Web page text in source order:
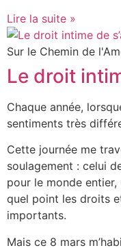
Lire la suite »
Sur le Chemin de
Le droit
Chaque année,
sentiments très
Cette journée me
soulagement : celui
pour le monde
quel point les droits
importants.
Mais ce 8 mars